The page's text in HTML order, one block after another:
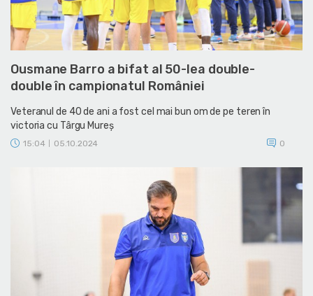
Ousmane Barro a bifat al 50-lea double-
double în campionatul României
Veteranul de 40 de ani a fost cel mai bun om de pe teren în
victoria cu Târgu Mureș
15:04 05.10.2024 0